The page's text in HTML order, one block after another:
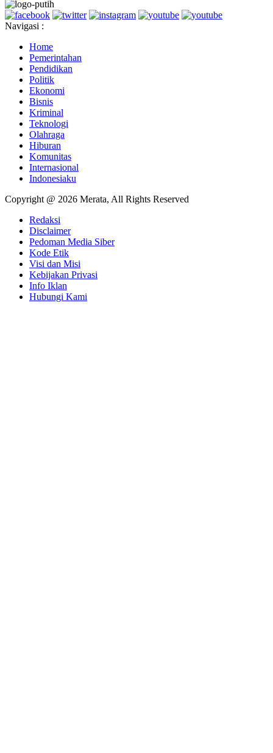
Navigasi :
Home
Pemerintahan
Pendidikan
Politik
Ekonomi
Bisnis
Kriminal
Teknologi
Olahraga
Hiburan
Komunitas
Internasional
Indonesiaku
Copyright @ 2026 Merata, All Rights Reserved
Redaksi
Disclaimer
Pedoman Media Siber
Kode Etik
Visi dan Misi
Kebijakan Privasi
Info Iklan
Hubungi Kami